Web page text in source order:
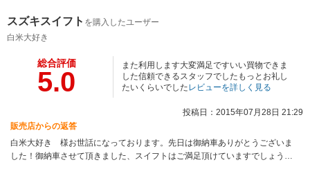
スズキスイフト を購入したユーザー
白米大好き
総合評価
5.0
また利用します大変満足ですいい買物できま
した信頼できるスタッフでしたもっとお礼し
たいくらいでしたレビューを詳しく見る
投稿日：2015年07月28日 21:29
販売店からの返答
白米大好き 様お世話になっております。先日は御納車ありがとうございま
した！御納車させて頂きました、スイフトはご満足頂けていますでしょう